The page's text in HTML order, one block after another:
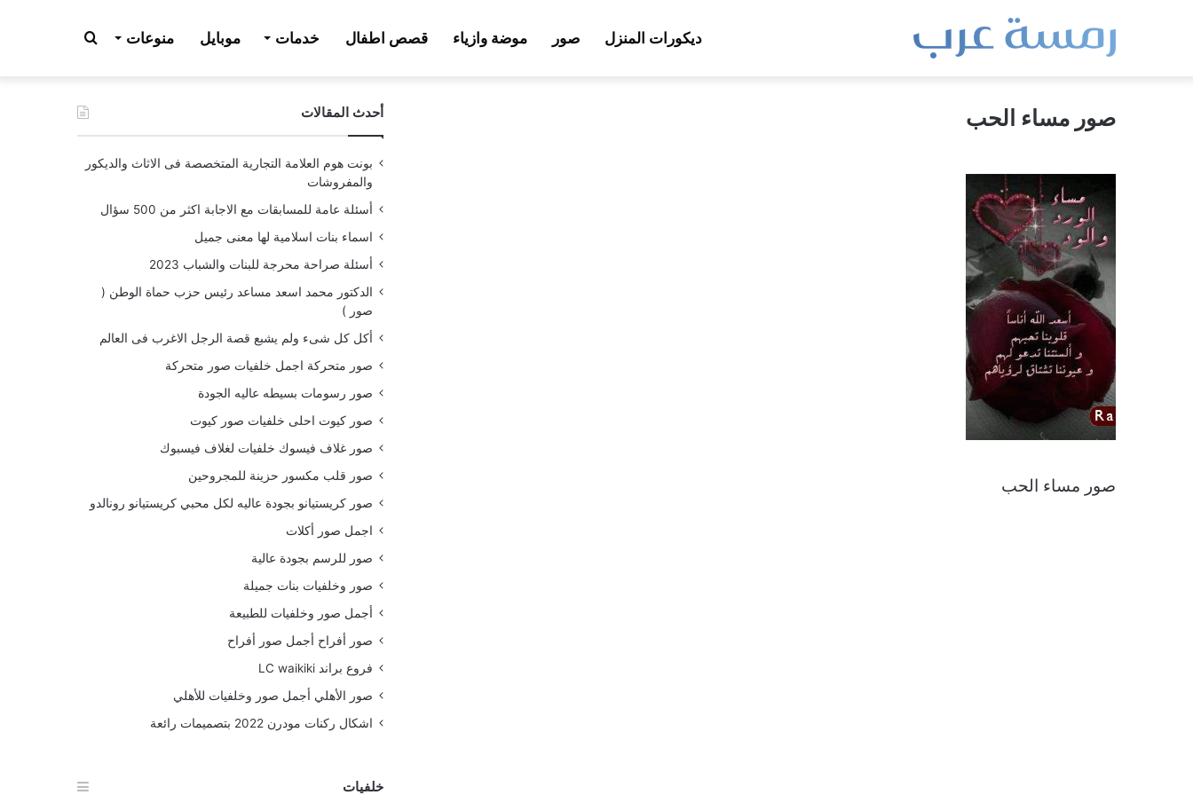
ديكورات المنزل صور موضة وازياء قصص اطفال خدمات موبايل منوعات بحث
عن صور مساء الحب
صور مساء الحب
أحدث المقالات
بونت هوم العلامة التجارية المتخصصة فى الاثاث والديكور
والمفروشات
أسئلة عامة للمسابقات مع الاجابة اكثر من 500 سؤال
اسماء بنات اسلامية لها معنى جميل
أسئلة صراحة محرجة للبنات والشباب 2023
الدكتور محمد اسعد مساعد رئيس حزب حماة الوطن (
صور )
أكل كل شىء ولم يشبع قصة الرجل الاغرب فى العالم
صور متحركة اجمل خلفيات صور متحركة
صور رسومات بسيطه عاليه الجودة
صور كيوت احلى خلفيات صور كيوت
صور غلاف فيسوك خلفيات لغلاف فيسبوك
صور قلب مكسور حزينة للمجروحين
صور كريستيانو بجودة عاليه لكل محبي كريستيانو رونالدو
اجمل صور أكلات
صور للرسم بجودة عالية
صور وخلفيات بنات جميلة
أجمل صور وخلفيات للطبيعة
صور أفراح أجمل صور أفراح
فروع براند LC waikiki
صور الأهلي أجمل صور وخلفيات للأهلي
اشكال ركنات مودرن 2022 بتصميمات رائعة
خلفيات